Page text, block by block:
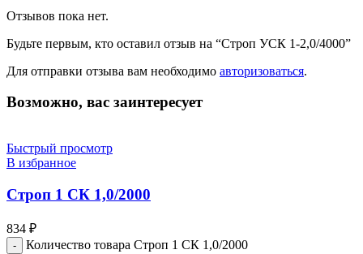
Отзывов пока нет.
Будьте первым, кто оставил отзыв на “Строп УСК 1-2,0/4000”
Для отправки отзыва вам необходимо авторизоваться.
Возможно, вас заинтересует
Быстрый просмотр
В избранное
Строп 1 СК 1,0/2000
834 ₽
Количество товара Строп 1 СК 1,0/2000